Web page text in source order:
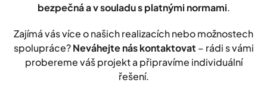
bezpečná a v souladu s platnými normami.
Zajímá vás více o našich realizacích nebo možnostech
spolupráce?Neváhejte nás kontaktovat – rádi s vámi
probereme váš projekt a připravíme individuální
řešení.